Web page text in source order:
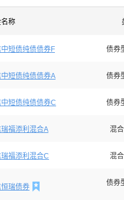
称
中短债纯债债券F 债券
中短债纯债债券A 债券
中短债纯债债券C 债券
瑞福添利混合A 混
瑞福添利混合C 混
恒瑞债券 
债券